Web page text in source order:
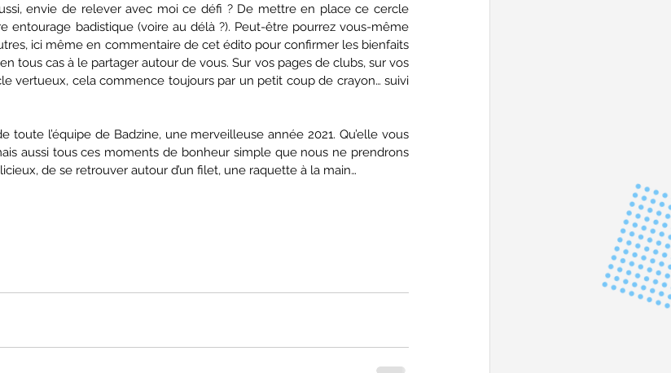
envie de relever avec moi ce défi ? De mettre en place ce cercle
entourage badistique (voire au délà ?). Peut-être pourrez vous-même
ici même en commentaire de cet édito pour confirmer les bienfaits
tous cas à le partager autour de vous. Sur vos pages de clubs, sur vos
vertueux, cela commence toujours par un petit coup de crayon… suivi
toute l’équipe de Badzine, une merveilleuse année 2021. Qu’elle vous
aussi tous ces moments de bonheur simple que nous ne prendrons
de se retrouver autour d’un filet, une raquette à la main…